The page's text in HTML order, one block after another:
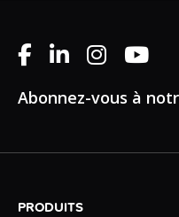
Abonnez-vous à
PRODUITS